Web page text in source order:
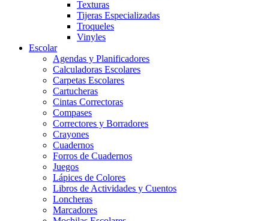
Texturas
Tijeras Especializadas
Troqueles
Vinyles
Escolar
Agendas y Planificadores
Calculadoras Escolares
Carpetas Escolares
Cartucheras
Cintas Correctoras
Compases
Correctores y Borradores
Crayones
Cuadernos
Forros de Cuadernos
Juegos
Lápices de Colores
Libros de Actividades y Cuentos
Loncheras
Marcadores